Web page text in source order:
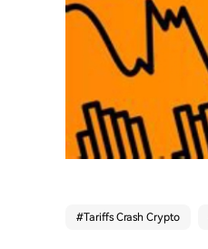
#Tariffs Crash Crypto